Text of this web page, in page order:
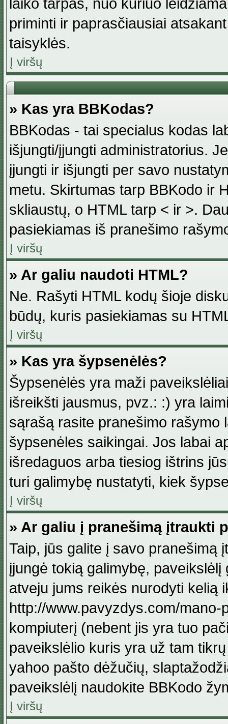
laiko tarpas, nuo kuriuo
priminti ir paprasčiausiai
taisyklės.
Į viršų
» Kas yra BBKodas?
BBKodas - tai specialus kodas
išjungti/įjungti administratorius.
įjungti ir išjungti per savo
metu. Skirtumas tarp BBKodo ir
skliaustų, o HTML tarp < ir >.
pasiekiamas iš pranešimo
Į viršų
» Ar galiu naudoti HTML?
Ne. Rašyti HTML kodų šioje
būdų, kuris pasiekiamas su
Į viršų
» Kas yra šypsenėlės?
Šypsenėlės yra maži
išreikšti jausmus, pvz.: :) yra
sąrašą rasite pranešimo rašymo
šypsenėles saikingai. Jos labai
išredaguos arba tiesiog ištrins
turi galimybę nustatyti, kiek
Į viršų
» Ar galiu į pranešimą įtraukti
Taip, jūs galite į savo pranešimą
įjungė tokią galimybę,
atveju jums reikės nurodyti kelią
http://www.pavyzdys.com/
kompiuterį (nebent jis yra tuo
paveikslėlio kuris yra už tam
yahoo pašto dėžučių,
paveikslėlį naudokite BBKodo
Į viršų